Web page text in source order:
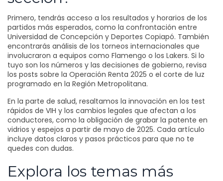
Primero, tendrás acceso a los resultados y horarios de los
partidos más esperados, como la confrontación entre
Universidad de Concepción y Deportes Copiapó. También
encontrarás análisis de los torneos internacionales que
involucraron a equipos como Flamengo o los Lakers. Si lo
tuyo son los números y las decisiones de gobierno, revisa
los posts sobre la Operación Renta 2025 o el corte de luz
programado en la Región Metropolitana.
En la parte de salud, resaltamos la innovación en los test
rápidos de VIH y los cambios legales que afectan a los
conductores, como la obligación de grabar la patente en
vidrios y espejos a partir de mayo de 2025. Cada artículo
incluye datos claros y pasos prácticos para que no te
quedes con dudas.
Explora los temas más